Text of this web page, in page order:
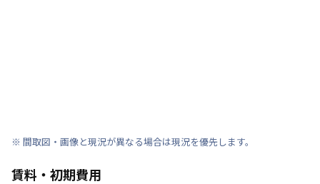
※ 間取図・画像と現況が異なる場合は現況を優先します。
賃料・初期費用